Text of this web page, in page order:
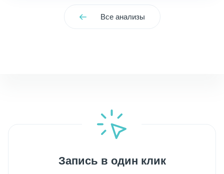
Все анализы
Запись в один клик